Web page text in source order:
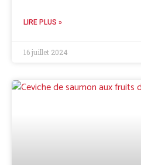
LIRE PLUS »
16 juillet 2024